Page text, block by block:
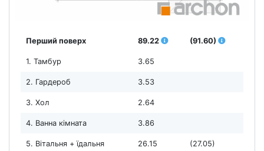
Перший поверх 89.22 (91.60)
1. Тамбур 3.65
2. Гардероб 3.53
3. Хол 2.64
4. Ванна кімната 3.86
5. Вітальня + їдальня 26.15 (27.05)